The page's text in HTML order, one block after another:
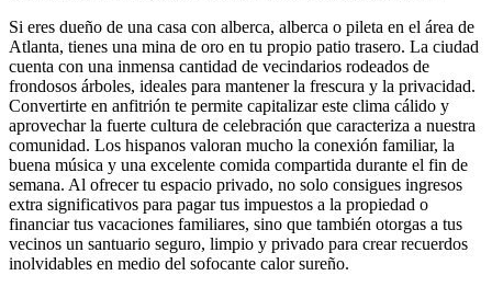
Si eres dueño de una casa con alberca, alberca o pileta en el área de
Atlanta, tienes una mina de oro en tu propio patio trasero. La ciudad
cuenta con una inmensa cantidad de vecindarios rodeados de
frondosos árboles, ideales para mantener la frescura y la privacidad.
Convertirte en anfitrión te permite capitalizar este clima cálido y
aprovechar la fuerte cultura de celebración que caracteriza a nuestra
comunidad. Los hispanos valoran mucho la conexión familiar, la
buena música y una excelente comida compartida durante el fin de
semana. Al ofrecer tu espacio privado, no solo consigues ingresos
extra significativos para pagar tus impuestos a la propiedad o
financiar tus vacaciones familiares, sino que también otorgas a tus
vecinos un santuario seguro, limpio y privado para crear recuerdos
inolvidables en medio del sofocante calor sureño.